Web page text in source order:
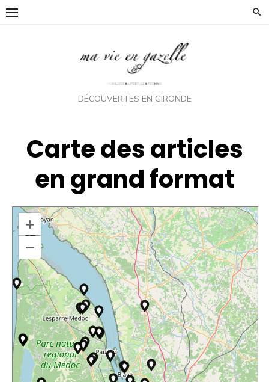
Skip
DÉCOUVERTES EN GIRONDE
Carte des articles
en grand format
+
–